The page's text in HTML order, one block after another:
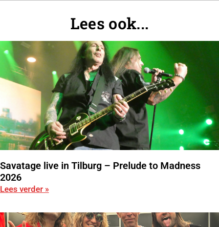
Lees ook...
Savatage live in Tilburg – Prelude to Madness
2026
Lees verder »